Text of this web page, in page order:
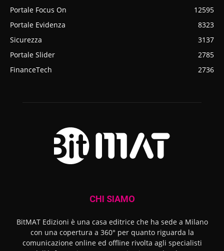
Portale Focus On
12595
Portale Evidenza
8323
Sicurezza
3137
Portale Slider
2785
FinanceTech
2736
CHI SIAMO
BitMAT Edizioni è una casa editrice che ha sede a Milano
con una copertura a 360° per quanto riguarda la
comunicazione online ed offline rivolta agli specialisti